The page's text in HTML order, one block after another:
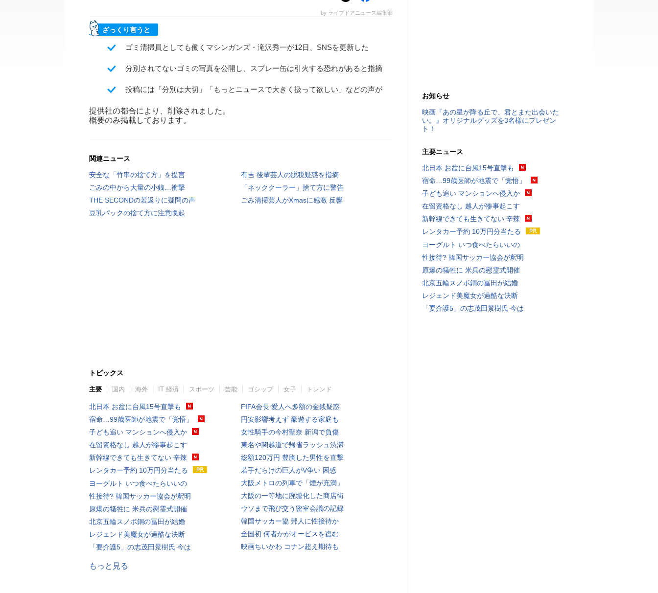
by ライブドアニュース編集部
ざっくり言うと
ゴミ清掃員としても働くマシンガンズ・滝沢秀一が12日、SNSを更新した
分別されてないゴミの写真を公開し、スプレー缶は引火する恐れがあると指摘
投稿には「分別は大切」「もっとニュースで大きく扱って欲しい」などの声が
提供社の都合により、削除されました。
概要のみ掲載しております。
関連ニュース
安全な「竹串の捨て方」を提言
有吉 後輩芸人の脱税疑惑を指摘
ごみの中から大量の小銭…衝撃
「ネッククーラー」捨て方に警告
THE SECONDの若返りに疑問の声
ごみ清掃芸人がXmasに感激 反響
豆乳パックの捨て方に注意喚起
トピックス
主要 国内 海外 IT 経済 スポーツ 芸能 ゴシップ 女子 トレンド
北日本 お盆に台風15号直撃も
宿命…99歳医師が地震で「覚悟」
子ども追い マンションへ侵入か
在留資格なし 越人が惨事起こす
新幹線できても生きてない 辛辣
レンタカー予約 10万円分当たる
ヨーグルト いつ食べたらいいの
性接待? 韓国サッカー協会が釈明
原爆の犠牲に 米兵の慰霊式開催
北京五輪スノボ銅の冨田が結婚
レジェンド美魔女が過酷な決断
「要介護5」の志茂田景樹氏 今は
FIFA会長 愛人へ多額の金銭疑惑
円安影響考えず 豪遊する家庭も
女性騎手の今村聖奈 新潟で負傷
東名や関越道で帰省ラッシュ渋滞
総額120万円 豊胸した男性を直撃
若手だらけの巨人がV争い 困惑
大阪メトロの列車で「煙が充満」
大阪の一等地に廃墟化した商店街
ウソまで飛び交う密室会議の記録
韓国サッカー協 邦人に性接待か
全国初 何者かがオービスを盗む
映画ちいかわ コナン超え期待も
もっと見る
お知らせ
映画『あの星が降る丘で、君とまた出会いた
い。』オリジナルグッズを3名様にプレゼン
ト！
主要ニュース
北日本 お盆に台風15号直撃も
宿命…99歳医師が地震で「覚悟」
子ども追い マンションへ侵入か
在留資格なし 越人が惨事起こす
新幹線できても生きてない 辛辣
レンタカー予約 10万円分当たる
ヨーグルト いつ食べたらいいの
性接待? 韓国サッカー協会が釈明
原爆の犠牲に 米兵の慰霊式開催
北京五輪スノボ銅の冨田が結婚
レジェンド美魔女が過酷な決断
「要介護5」の志茂田景樹氏 今は